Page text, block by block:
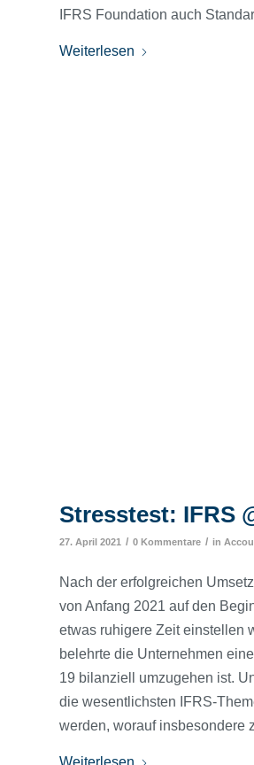
IFRS Foundation auch
Weiterlesen
Stresstest: IFRS
27. April 2021 / 0 Kommentare / in
Nach der erfolgreichen
von Anfang 2021 auf den
etwas ruhigere Zeit einstellen
belehrte die Unternehmen
19 bilanziell umzugehen ist.
die wesentlichsten IFRS-
werden, worauf insbesondere
Weiterlesen